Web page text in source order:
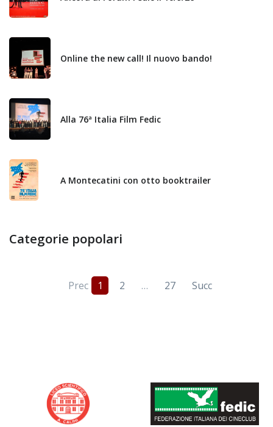
Online the new call! Il nuovo bando!
Alla 76ª Italia Film Fedic
A Montecatini con otto booktrailer
Categorie popolari
Prec 1 2 … 27 Succ